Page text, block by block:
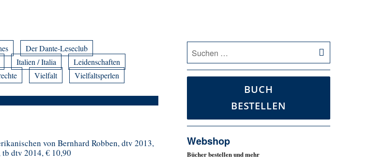
Der Dante-Leseclub
Italien / Italia
Leidenschaften
Vielfalt
Vielfaltsperlen
von Bernhard Robben, dtv 2013,
tb dtv 2014, € 10,90
nach:
BUCH
BESTELLEN
Webshop
Bücher bestellen und mehr